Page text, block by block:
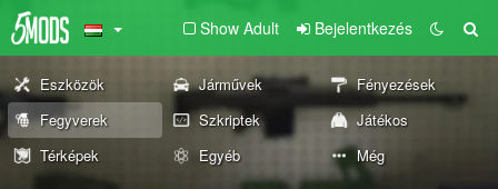
Show Adult Bejelentkezés
Eszközök Járművek
Fényezések
Fegyverek
Szkriptek
Játékos
Térképek
Egyéb Még